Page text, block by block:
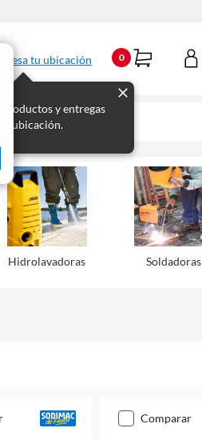
tu ubicación
y entregas
ubicación.
0
Hidrolavadoras Soldadoras
comparar